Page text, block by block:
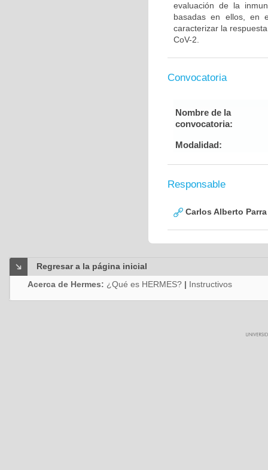
evaluación de la
basadas en ellos, en
caracterizar la
CoV-2.
Convocatoria
Nombre de la
convocatoria:
Modalidad:
Responsable
Carlos Alberto
Regresar a la página inicial
Acerca de Hermes: ¿Qué es HERMES? | Instructivos